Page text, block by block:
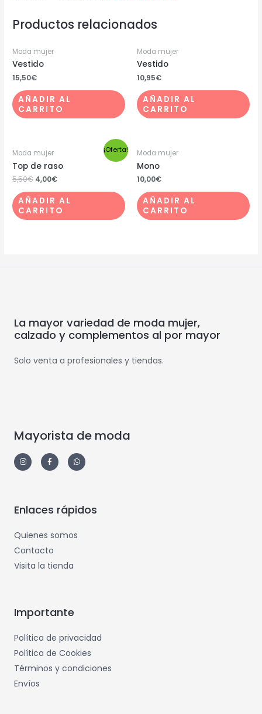
Productos relacionados
Moda mujer
Vestido
15,50€
AÑADIR AL
CARRITO
Moda mujer
Vestido
10,95€
AÑADIR AL
CARRITO
¡Oferta!
Moda mujer
Top de raso
5,50€ 4,00€
AÑADIR AL
CARRITO
Moda mujer
Mono
10,00€
AÑADIR AL
CARRITO
La mayor variedad de moda mujer,
calzado y complementos al por mayor
Solo venta a profesionales y tiendas.
Mayorista de moda
Enlaces rápidos
Quienes somos
Contacto
Visita la tienda
Importante
Política de privacidad
Política de Cookies
Términos y condiciones
Envíos